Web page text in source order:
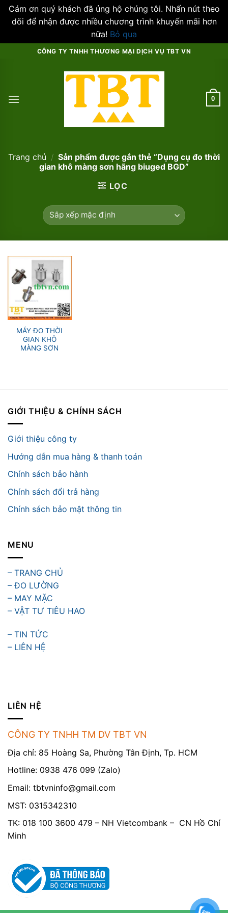
Cám ơn quý khách đã ủng hộ chúng tôi. Nhấn nút theo
dõi để nhận được nhiều chương trình khuyến mãi hơn
nữa! Bỏ qua
CÔNG TY TNHH THƯƠNG MẠI DỊCH VỤ TBT VN
0
Trang chủ / Sản phẩm được gắn thẻ “Dụng cụ đo thời
gian khô màng sơn hãng biuged BGD”
LỌC
MÁY ĐO THỜI
GIAN KHÔ
MÀNG SƠN
GIỚI THIỆU & CHÍNH SÁCH
Giới thiệu công ty
Hướng dẫn mua hàng & thanh toán
Chính sách bảo hành
Chính sách đổi trả hàng
Chính sách bảo mật thông tin
MENU
– TRANG CHỦ
– ĐO LƯỜNG
– MAY MẶC
– VẬT TƯ TIÊU HAO
– TIN TỨC
– LIÊN HỆ
LIÊN HỆ
CÔNG TY TNHH TM DV TBT VN
Địa chỉ: 85 Hoàng Sa, Phường Tân Định, Tp. HCM
Hotline: 0938 476 099 (Zalo)
Email: tbtvninfo@gmail.com
MST: 0315342310
TK: 018 100 3600 479 – NH Vietcombank – CN Hồ Chí
Minh